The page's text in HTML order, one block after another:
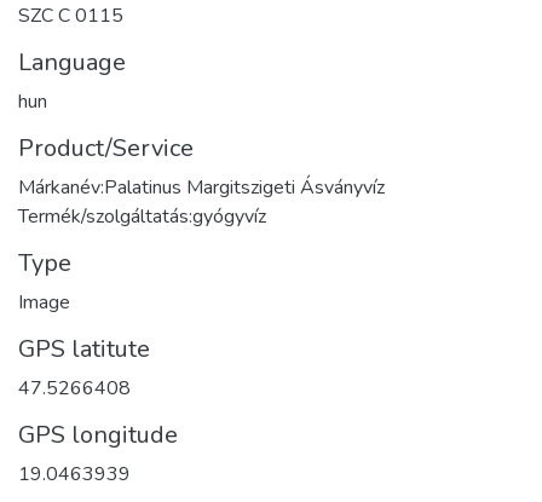
SZC C 0115
Language
hun
Product/Service
Márkanév:Palatinus Margitszigeti Ásványvíz
Termék/szolgáltatás:gyógyvíz
Type
Image
GPS latitute
47.5266408
GPS longitude
19.0463939